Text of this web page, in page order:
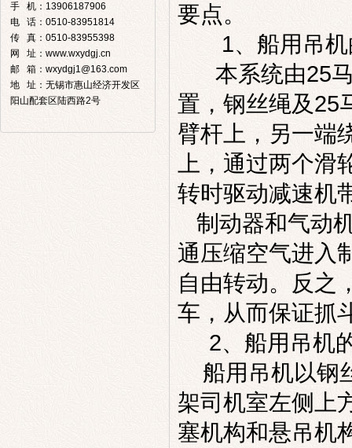
要点。
1、 船用吊机
本系统由25马
置，钢丝绳及25
臂杆上，另一端
上，通过两个
转时驱动减速机
制动器和气动
通压缩空气进入
自由转动。反之
车，从而保证抓
2、 船用吊机
船用吊机以钢
架司机室左侧上
塞机构和悬吊机
手 机：13906187906
电 话：0510-83951814
传 真：0510-83955398
网 址：www.wxydgj.cn
邮 箱：wxydgj1@163.com
地 址：无锡市惠山经济开发区
阳山配套区陆西路2号